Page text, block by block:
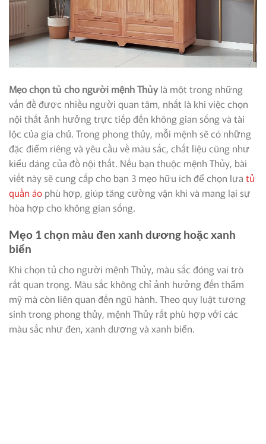
Mẹo chọn tủ cho người mệnh Thủylà một trong những
vấn đề được nhiều người quan tâm, nhất là khi việc chọn
nội thất ảnh hưởng trực tiếp đến không gian sống và tài
lộc của gia chủ. Trong phong thủy, mỗi mệnh sẽ có những
đặc điểm riêng và yêu cầu về màu sắc, chất liệu cũng như
kiểu dáng của đồ nội thất. Nếu bạn thuộc mệnh Thủy, bài
viết này sẽ cung cấp cho bạn 3 mẹo hữu ích để chọn lựa tủ
quần áo phù hợp, giúp tăng cường vận khí và mang lại sự
hòa hợp cho không gian sống.
Mẹo 1 chọn màu đen xanh dương hoặc xanh
biển
Khi chọn tủ cho người mệnh Thủy, màu sắc đóng vai trò
rất quan trọng. Màu sắc không chỉ ảnh hưởng đến thẩm
mỹ mà còn liên quan đến ngũ hành. Theo quy luật tương
sinh trong phong thủy, mệnh Thủy rất phù hợp với các
màu sắc như đen, xanh dương và xanh biển.